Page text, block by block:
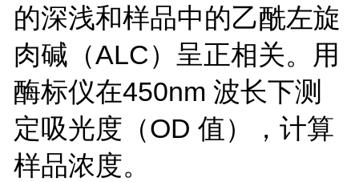
的深浅和样品中的乙酰左旋
肉碱（ALC）呈正相关。用
酶标仪在450nm 波长下测
定吸光度（OD 值），计算
样品浓度。